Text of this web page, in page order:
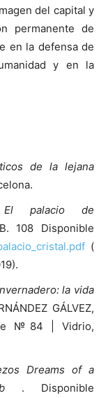
del capital y
permanente de
en la defensa de
y en la
de la lejana
El palacio de
108 Disponible
(
la vida
GÁLVEZ,
№84 | Vidrio,
Dreams of a
. Disponible